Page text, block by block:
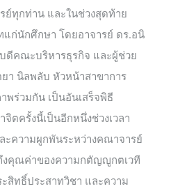
ย์ทุกท่าน และในช่วงสุดท้าย
แก่นักศึกษา โดยอาจารย์ ดร.อนิ
คณะบริหารธุรกิจ และผู้ช่วย
า นิลพลับ หัวหน้าสาขาการ
พร่วมกัน เป็นอันเสร็จพิธี
ตครั้งนี้เป็นอีกหนึ่งช่วงเวลา
ความผูกพันระหว่างคณาจารย์
คุณค่าของความกตัญญูกตเวที
สิทธิ์ประสาทวิชา และความ